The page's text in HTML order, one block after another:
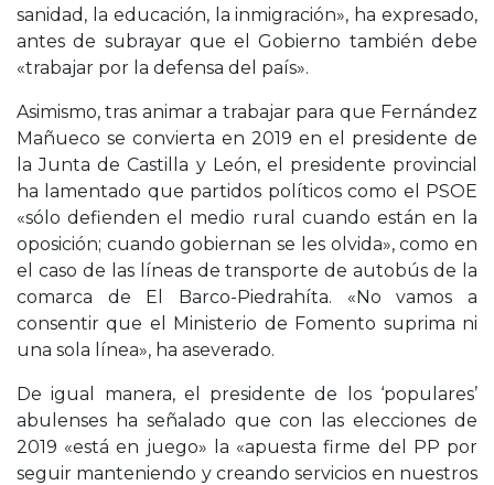
sanidad, la educación, la inmigración», ha expresado,
antes de subrayar que el Gobierno también debe
«trabajar por la defensa del país».
Asimismo, tras animar a trabajar para que Fernández
Mañueco se convierta en 2019 en el presidente de
la Junta de Castilla y León, el presidente provincial
ha lamentado que partidos políticos como el PSOE
«sólo defienden el medio rural cuando están en la
oposición; cuando gobiernan se les olvida», como en
el caso de las líneas de transporte de autobús de la
comarca de El Barco-Piedrahíta. «No vamos a
consentir que el Ministerio de Fomento suprima ni
una sola línea», ha aseverado.
De igual manera, el presidente de los ‘populares’
abulenses ha señalado que con las elecciones de
2019 «está en juego» la «apuesta firme del PP por
seguir manteniendo y creando servicios en nuestros